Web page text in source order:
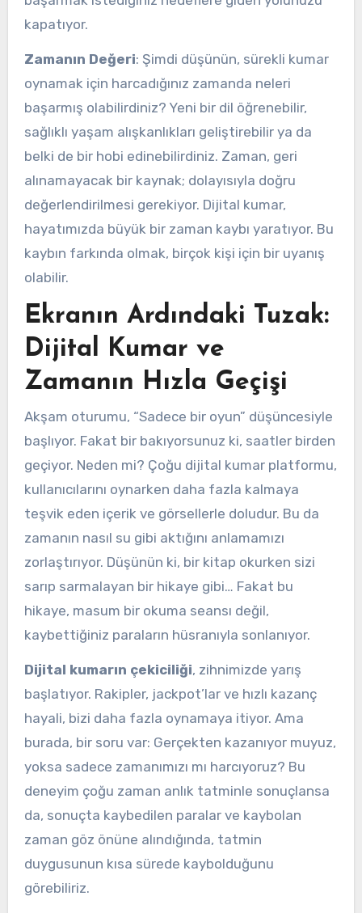
kapatıyor.
Zamanın Değeri: Şimdi düşünün, sürekli kumar
oynamak için harcadığınız zamanda neleri
başarmış olabilirdiniz? Yeni bir dil öğrenebilir,
sağlıklı yaşam alışkanlıkları geliştirebilir ya da
belki de bir hobi edinebilirdiniz. Zaman, geri
alınamayacak bir kaynak; dolayısıyla doğru
değerlendirilmesi gerekiyor. Dijital kumar,
hayatımızda büyük bir zaman kaybı yaratıyor. Bu
kaybın farkında olmak, birçok kişi için bir uyanış
olabilir.
Ekranın Ardındaki Tuzak:
Dijital Kumar ve
Zamanın Hızla Geçişi
Akşam oturumu, “Sadece bir oyun” düşüncesiyle
başlıyor. Fakat bir bakıyorsunuz ki, saatler birden
geçiyor. Neden mi? Çoğu dijital kumar platformu,
kullanıcılarını oynarken daha fazla kalmaya
teşvik eden içerik ve görsellerle doludur. Bu da
zamanın nasıl su gibi aktığını anlamamızı
zorlaştırıyor. Düşünün ki, bir kitap okurken sizi
sarıp sarmalayan bir hikaye gibi… Fakat bu
hikaye, masum bir okuma seansı değil,
kaybettiğiniz paraların hüsranıyla sonlanıyor.
Dijital kumarın çekiciliği, zihnimizde yarış
başlatıyor. Rakipler, jackpot’lar ve hızlı kazanç
hayali, bizi daha fazla oynamaya itiyor. Ama
burada, bir soru var: Gerçekten kazanıyor muyuz,
yoksa sadece zamanımızı mı harcıyoruz? Bu
deneyim çoğu zaman anlık tatminle sonuçlansa
da, sonuçta kaybedilen paralar ve kaybolan
zaman göz önüne alındığında, tatmin
duygusunun kısa sürede kaybolduğunu
görebiliriz.